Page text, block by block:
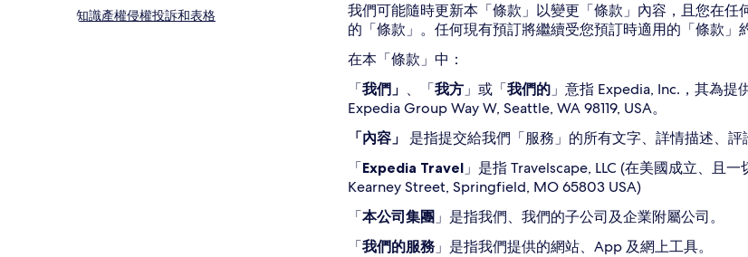
知識產權侵權投訴和表格
我們可能隨時更新本「條款」以變更「條款」內容，且您在
的「條款」。任何現有預訂將繼續受您預訂時適用的「條款」
在本「條款」中：
「我們」 、「我方 」或「我們的 」意指 Expedia, Inc.，其為提
Expedia Group Way W, Seattle, WA 98119, USA。
「內容」
是指提交給我們「服務」的所有文字、詳情描述、
「Expedia Travel 」是指 Travelscape, LLC (在美國成立、且
Kearney Street, Springfield, MO 65803 USA)
「本公司集團 」是指我們、我們的子公司及企業附屬公司。
「我們的服務 」是指我們提供的網站、App 及網上工具。